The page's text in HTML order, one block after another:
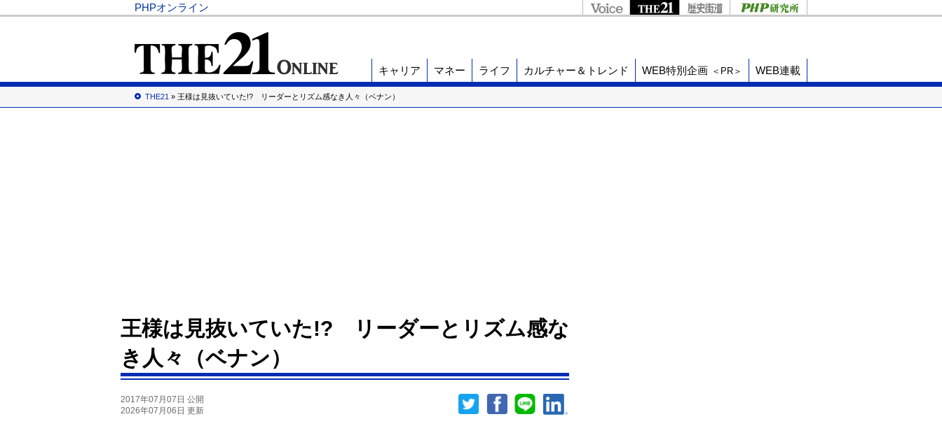
PHPオンライン
キャリア マネー ライフ カルチャー＆トレンド WEB特別企画 ＜PR＞ WEB連載
THE21 » 王様は見抜いていた!? リーダーとリズム感なき人々（ベナン）
王様は見抜いていた!? リーダーとリズム感な
き人々（ベナン）
2017年07月07日 公開
2026年07月06日 更新